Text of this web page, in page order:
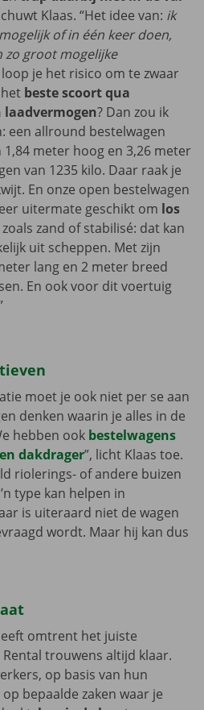
Klaas. “Het idee van: ik
of in één keer doen,
zo groot mogelijke
je het risico om te zwaar
beste scoort qua
? Dan zou ik
een allround bestelwagen
meter hoog en 3,26 meter
van 1235 kilo. Daar raak je
En onze open bestelwagen
uitermate geschikt om los
zoals zand of stabilisé: dat kan
uit scheppen. Met zijn
lang en 2 meter breed
En ook voor dit voertuig
moet je ook niet per se aan
denken waarin je alles in de
hebben ook bestelwagens
dakdrager”, licht Klaas toe.
riolerings- of andere buizen
type kan helpen in
is uiteraard niet de wagen
wordt. Maar hij kan dus
omtrent het juiste
trouwens altijd klaar.
op basis van hun
bepaalde zaken waar je